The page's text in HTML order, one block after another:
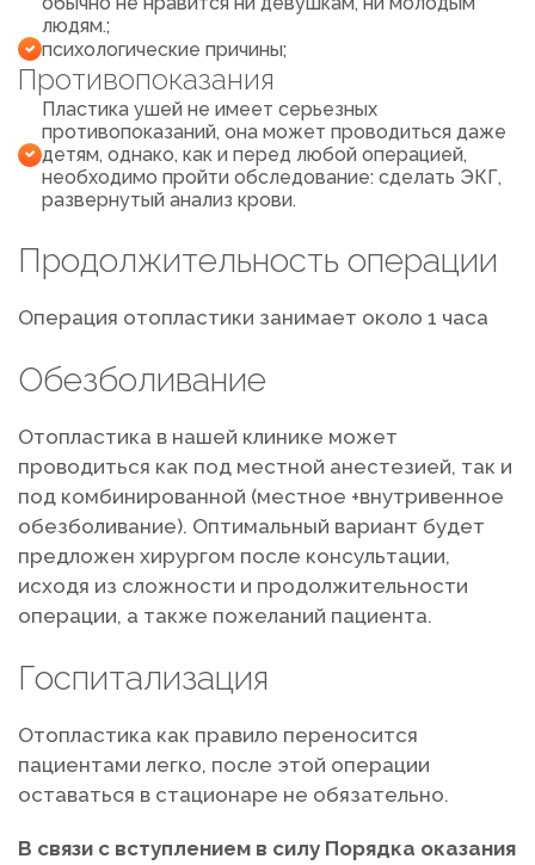
людям.;
психологические причины;
Противопоказания
Пластика ушей не имеет серьезных
противопоказаний, она может проводиться даже
детям, однако, как и перед любой операцией,
необходимо пройти обследование: сделать ЭКГ,
развернутый анализ крови.
Продолжительность операции
Операция отопластики занимает около 1 часа
Обезболивание
Отопластика в нашей клинике может
проводиться как под местной анестезией, так и
под комбинированной (местное +внутривенное
обезболивание). Оптимальный вариант будет
предложен хирургом после консультации,
исходя из сложности и продолжительности
операции, а также пожеланий пациента.
Госпитализация
Отопластика как правило переносится
пациентами легко, после этой операции
оставаться в стационаре не обязательно.
В связи с вступлением в силу Порядка оказания